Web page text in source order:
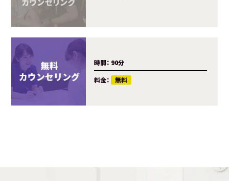
時間： 90分
料金： 無料